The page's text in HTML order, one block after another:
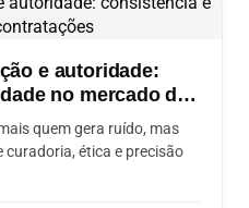
e autoridade:
no mercado de
quem gera ruído, mas
ética e precisão